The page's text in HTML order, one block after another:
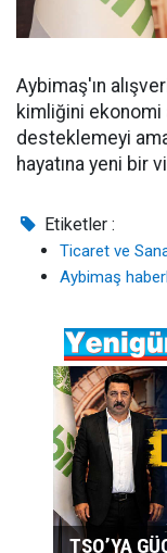
Aybimaş'ın
kimliğini ekonomi
desteklemeyi
hayatına yeni bir
Etiketler :
Ticaret ve
Aybimaş